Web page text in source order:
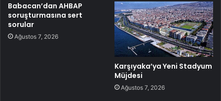
Babacan’dan AHBAP
soruşturmasına sert
sorular
Ağustos 7, 2026
Karşıyaka’ya Yeni Stadyum
Müjdesi
Ağustos 7, 2026